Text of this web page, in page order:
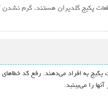
پکیج گلدیران هستند. گرم
به افراد می‌دهند. رفع کد
را می‌بینید.